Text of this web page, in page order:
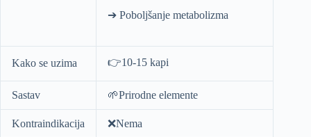
➔ Poboljšanje metabolizma
Kako se uzima 👉10-15 kapi
Sastav 🌱Prirodne elemente
Kontraindikacija ❌Nema